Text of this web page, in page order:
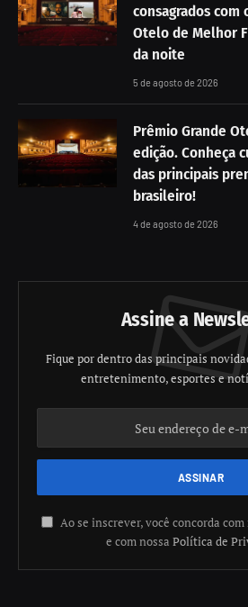
consagrados com
Otelo de Melhor
da noite
5 de agosto de 2026
Prêmio Grande
edição. Conheça
das principais
brasileiro!
4 de agosto de 2026
Assine a
Fique por dentro das principais
entretenimento, esportes e
Ao se inscrever, você concorda com
e com nossa Política de